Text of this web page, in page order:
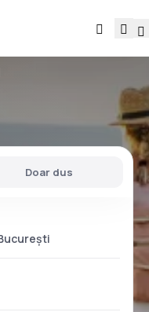
Doar dus